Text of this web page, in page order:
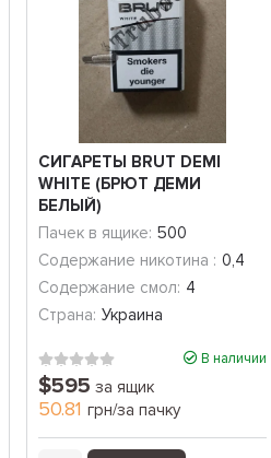
СИГАРЕТЫ BRUT DEMI
WHITE (БРЮТ ДЕМИ
БЕЛЫЙ)
Пачек в ящике: 500
Содержание никотина : 0,4
Содержание смол: 4
Страна: Украина
В наличии
$595 за ящик
50.81 грн/за пачку